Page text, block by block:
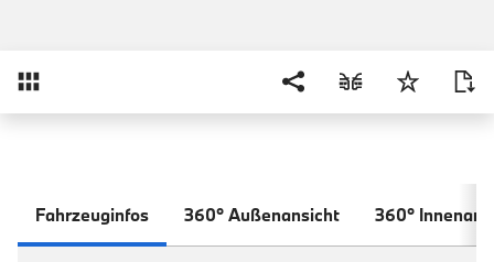
Fahrzeuginfos 360° Außenansicht 360°